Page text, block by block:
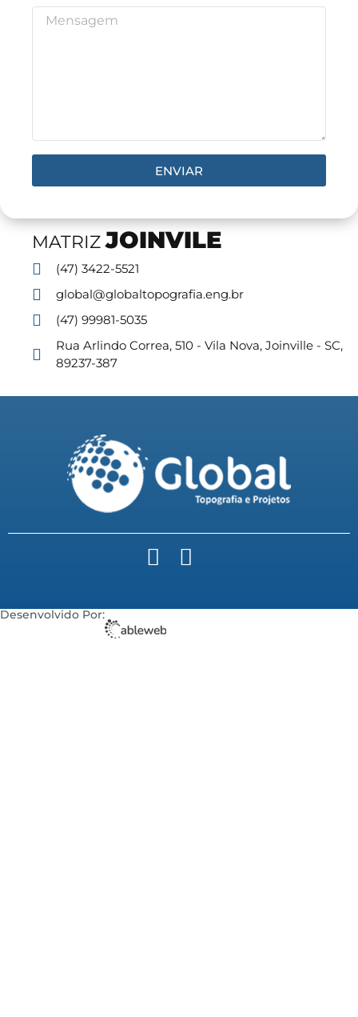
ENVIAR
MATRIZJOINVILE
(47) 3422-5521
global@globaltopografia.eng.br
(47) 99981-5035
Rua Arlindo Correa, 510 - Vila Nova, Joinville - SC,
89237-387
Desenvolvido Por: